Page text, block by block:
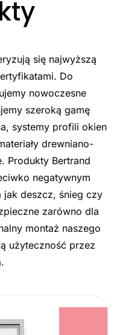
się najwyższą
Do
nowoczesne
szeroką gamę
systemy profili okien
drewniano-
Produkty Bertrand
negatywnym
jak deszcz, śnieg czy
zarówno dla
montaż naszego
użyteczność przez